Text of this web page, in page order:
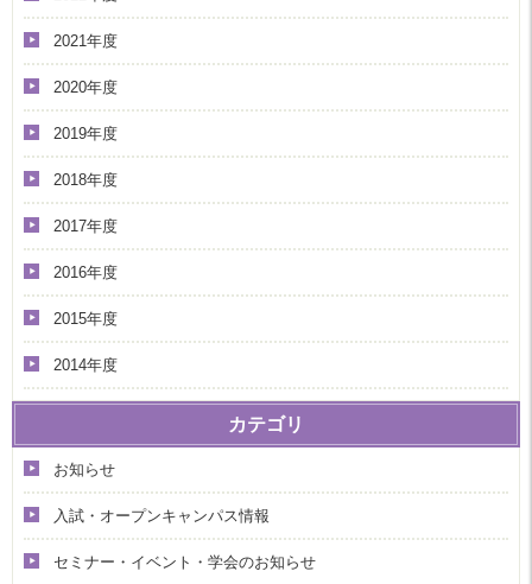
2021年度
2020年度
2019年度
2018年度
2017年度
2016年度
2015年度
2014年度
カテゴリ
お知らせ
入試・オープンキャンパス情報
セミナー・イベント・学会のお知らせ